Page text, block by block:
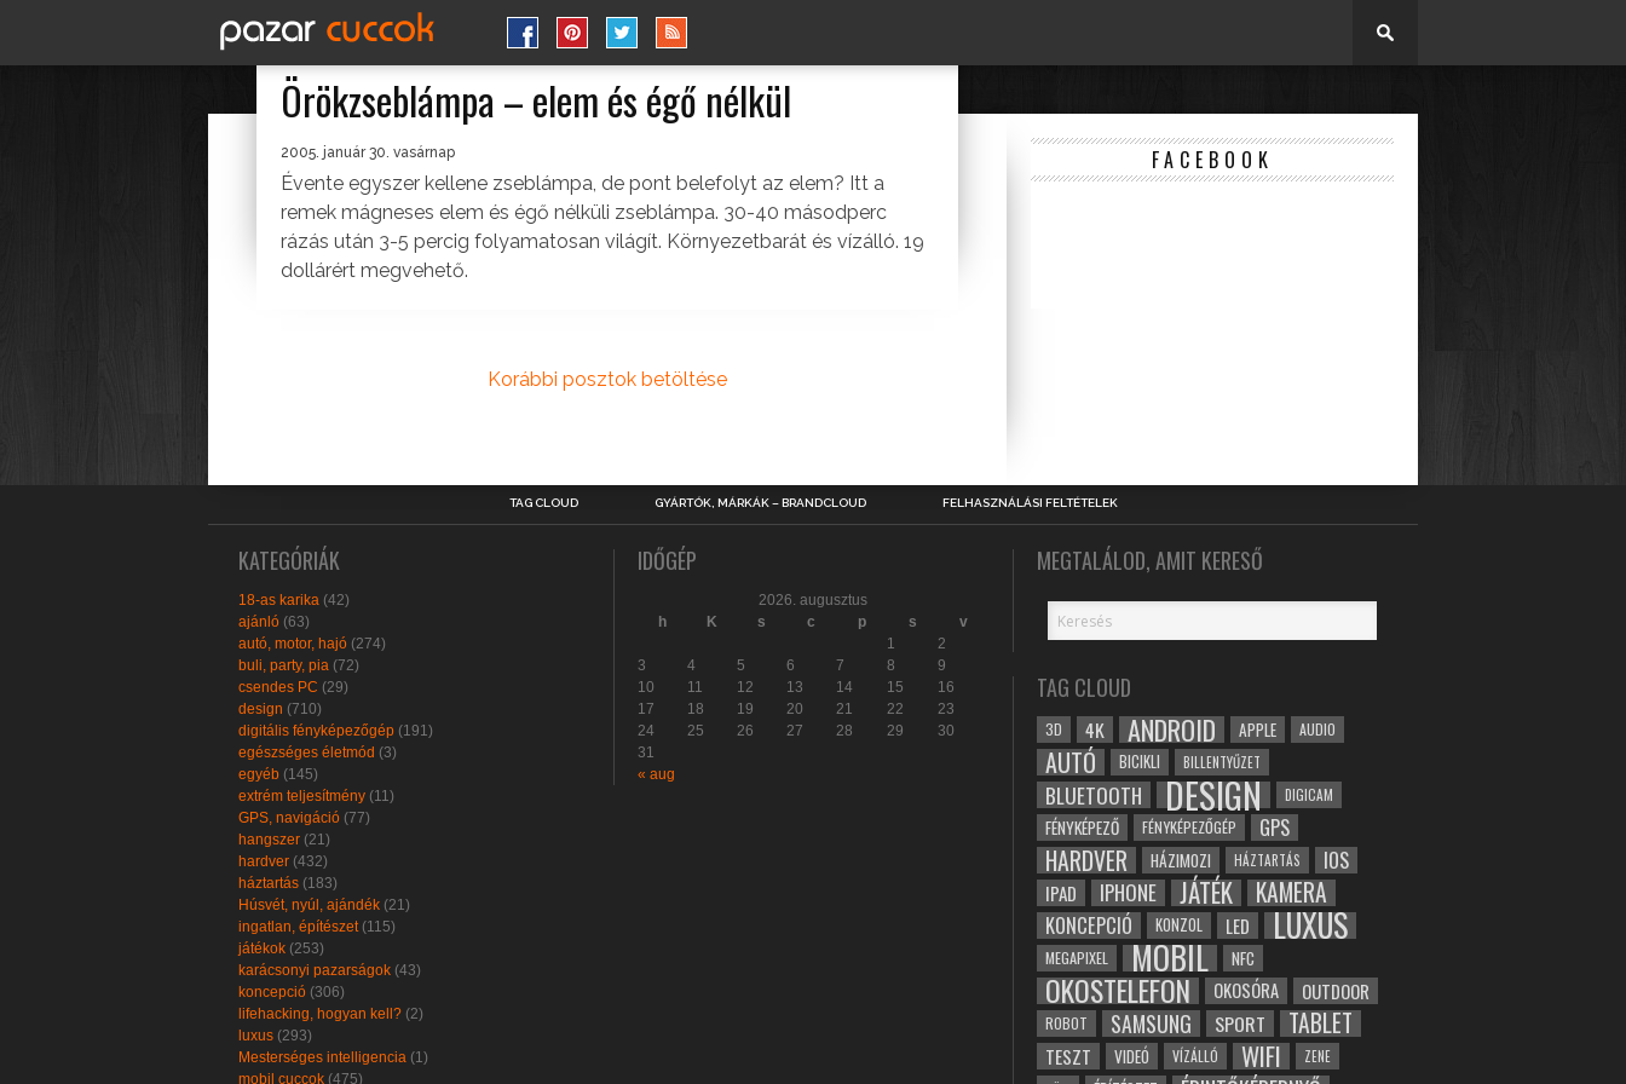
Örökzseblámpa – elem és égő nélkül
2005. január 30. vasárnap
Évente egyszer kellene zseblámpa, de pont belefolyt az elem? Itt a
remek mágneses elem és égő nélküli zseblámpa. 30-40 másodperc
rázás után 3-5 percig folyamatosan világít. Környezetbarát és vízálló. 19
dollárért megvehető.
Korábbi posztok betöltése
FACEBOOK
TAG CLOUD GYÁRTÓK, MÁRKÁK – BRANDCLOUD FELHASZNÁLÁSI FELTÉTELEK
KATEGÓRIÁK
18-as karika (42)
ajánló (63)
autó, motor, hajó (274)
buli, party, pia (72)
csendes PC (29)
design (710)
digitális fényképezőgép (191)
egészséges életmód (3)
egyéb (145)
extrém teljesítmény (11)
GPS, navigáció (77)
hangszer (21)
hardver (432)
háztartás (183)
Húsvét, nyúl, ajándék (21)
ingatlan, építészet(115)
játékok (253)
karácsonyi pazarságok (43)
koncepció (306)
lifehacking, hogyan kell? (2)
luxus (293)
Mesterséges intelligencia (1)
mobil cuccok (475)
IDŐGÉP
2026. augusztus
h
K s c p s
v
1
2
3
4 5 6 7 8
9
10
11 12 13 14 15
16
17
18 19 20 21 22
23
24
25 26 27 28 29
30
31
« aug
MEGTALÁLOD, AMIT KERESŐ
TAG CLOUD
3D 4K ANDROID APPLE AUDIO
AUTÓ BICIKLI BILLENTYŰZET
BLUETOOTH DESIGN DIGICAM
FÉNYKÉPEZŐ FÉNYKÉPEZŐGÉP GPS
HARDVER HÁZIMOZI HÁZTARTÁS IOS
IPAD IPHONE JÁTÉK KAMERA
KONCEPCIÓ KONZOL LED LUXUS
MEGAPIXEL MOBIL NFC
OKOSTELEFON OKOSÓRA OUTDOOR
ROBOT SAMSUNG SPORT TABLET
TESZT VIDEÓ VÍZÁLLÓ WIFI
ZENE